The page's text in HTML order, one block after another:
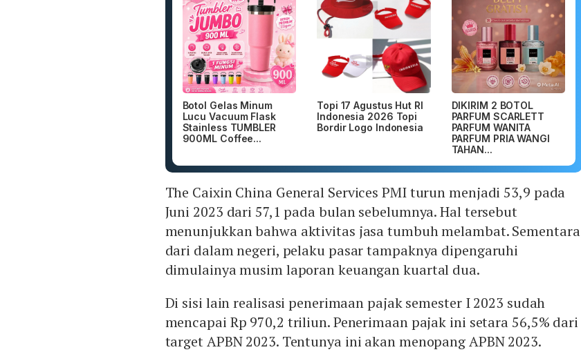
Botol Gelas Minum
Lucu Vacuum Flask
Stainless TUMBLER
900ML Coffee...
Topi 17 Agustus Hut RI
Indonesia 2026 Topi
Bordir Logo Indonesia
DIKIRIM 2 BOTOL
PARFUM SCARLETT
PARFUM WANITA
PARFUM PRIA WANGI
TAHAN...
The Caixin China General Services PMI turun menjadi 53,9 pada
Juni 2023 dari 57,1 pada bulan sebelumnya. Hal tersebut
menunjukkan bahwa aktivitas jasa tumbuh melambat. Sementara
dari dalam negeri, pelaku pasar tampaknya dipengaruhi
dimulainya musim laporan keuangan kuartal dua.
Di sisi lain realisasi penerimaan pajak semester I 2023 sudah
mencapai Rp 970,2 triliun. Penerimaan pajak ini setara 56,5% dari
target APBN 2023. Tentunya ini akan menopang APBN 2023.